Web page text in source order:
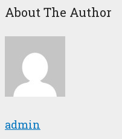
About The Author
admin